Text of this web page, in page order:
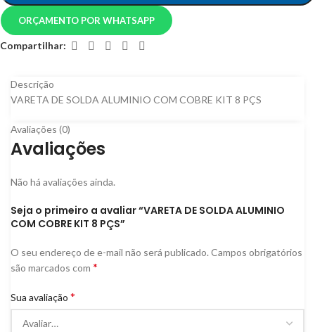
ORÇAMENTO POR WHATSAPP
Compartilhar:
Descrição
VARETA DE SOLDA ALUMINIO COM COBRE KIT 8 PÇS
Avaliações (0)
Avaliações
Não há avaliações ainda.
Seja o primeiro a avaliar “VARETA DE SOLDA ALUMINIO
COM COBRE KIT 8 PÇS”
O seu endereço de e-mail não será publicado. Campos obrigatórios
são marcados com *
Sua avaliação *